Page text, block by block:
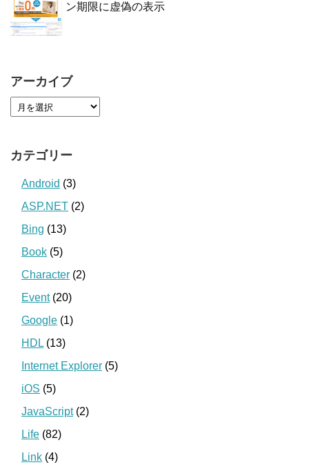
ン期限に虚偽の表示
アーカイブ
カテゴリー
Android (3)
ASP.NET (2)
Bing (13)
Book (5)
Character (2)
Event(20)
Google (1)
HDL (13)
Internet Explorer (5)
iOS (5)
JavaScript(2)
Life (82)
Link (4)